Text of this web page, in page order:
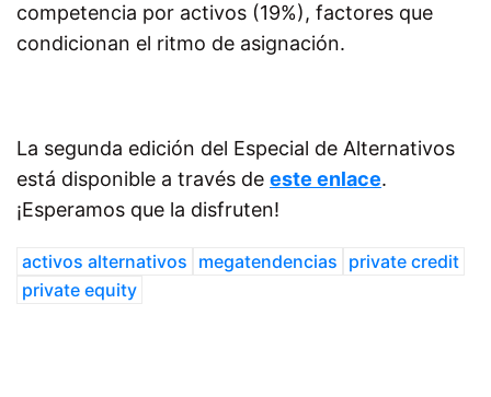
competencia por activos (19%), factores que
condicionan el ritmo de asignación.
La segunda edición del Especial de Alternativos
está disponible a través de este enlace.
¡Esperamos que la disfruten!
activos alternativos megatendencias private credit
private equity